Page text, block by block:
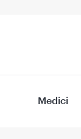
Medici